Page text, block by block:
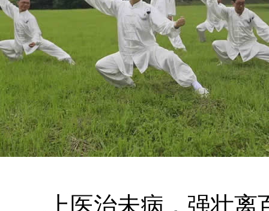
上医治未病，强壮离